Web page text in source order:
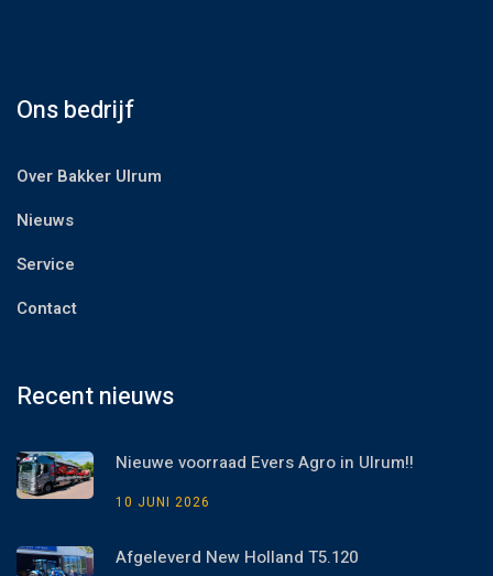
Ons bedrijf
Over Bakker Ulrum
Nieuws
Service
Contact
Recent nieuws
Nieuwe voorraad Evers Agro in Ulrum!!
10 JUNI 2026
Afgeleverd New Holland T5.120